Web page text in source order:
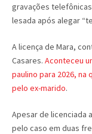
gravações
lesada após alegar
A licença de Mara,
Casares. Aconteceu
paulino para 2026,
pelo ex-marido.
Apesar de licenciada
pelo caso em duas